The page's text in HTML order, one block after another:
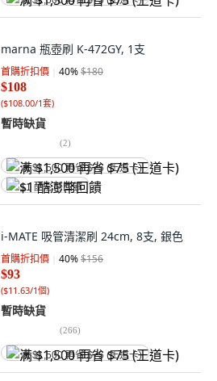
marna 瓶壺刷 K-472GY, 1支
首購折扣價 40%$180
$108
($108.00/1套)
暫時缺貨
(2)
满 $1,500 再省 $75 (王道卡)
$1 酷澎幣回饋
i-MATE 吸管清潔刷 24cm, 8支, 銀色
首購折扣價 40%$156
$93
($11.63/1個)
暫時缺貨
(266)
满 $1,500 再省 $75 (王道卡)